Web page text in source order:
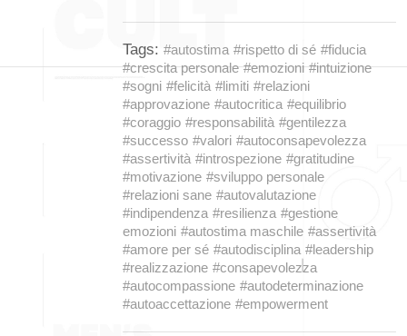
Tags: #autostima #rispetto di sé #fiducia
#crescita personale #emozioni #intuizione
#sogni #felicità #limiti #relazioni
#approvazione #autocritica #equilibrio
#coraggio #responsabilità #gentilezza
#successo #valori #autoconsapevolezza
#assertività #introspezione #gratitudine
#motivazione #sviluppo personale
#relazioni sane #autovalutazione
#indipendenza #resilienza #gestione
emozioni #autostima maschile #assertività
#amore per sé #autodisciplina #leadership
#realizzazione #consapevolezza
#autocompassione #autodeterminazione
#autoaccettazione #empowerment